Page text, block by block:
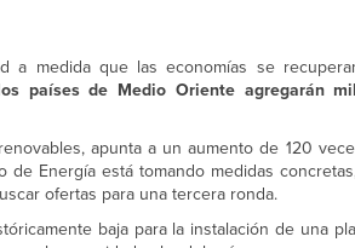
a medida que las economías se
países de Medio Oriente agregarán
apunta a un aumento de 120
Energía está tomando medidas
ofertas para una tercera ronda.
baja para la instalación de una